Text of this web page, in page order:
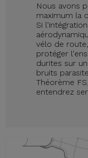
Nous avons
maximum la
Si
vélo de
protéger
durites sur un
bruits
Théorème
entendrez